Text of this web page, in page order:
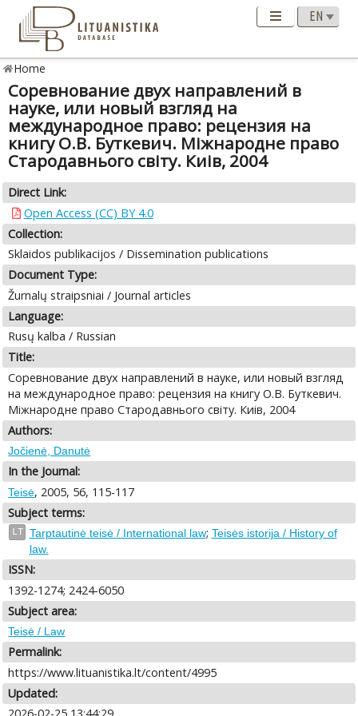
Home
Соревнование двух направлений в
науке, или новый взгляд на
международное право: рецензия на
книгу О.В. Буткевич. Мiжнародне право
Стародавнього свiту. Киiв, 2004
Direct Link:
Open Access (CC) BY 4.0
Collection:
Sklaidos publikacijos / Dissemination publications
Document Type:
Žurnalų straipsniai / Journal articles
Language:
Rusų kalba / Russian
Title:
Соревнование двух направлений в науке, или новый взгляд
на международное право: рецензия на книгу О.В. Буткевич.
Мiжнародне право Стародавнього свiту. Киiв, 2004
Authors:
Jočienė, Danutė
In the Journal:
Teisė, 2005, 56, 115-117
Subject terms:
LT Tarptautinė teisė / International law; Teisės istorija / History of
law.
ISSN:
1392-1274; 2424-6050
Subject area:
Teisė / Law
Permalink:
https://www.lituanistika.lt/content/4995
Updated: